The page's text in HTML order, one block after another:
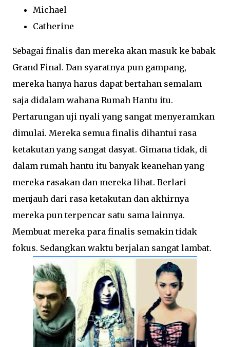
Michael
Catherine
Sebagai finalis dan mereka akan masuk ke babak
Grand Final. Dan syaratnya pun gampang,
mereka hanya harus dapat bertahan semalam
saja didalam wahana Rumah Hantu itu.
Pertarungan uji nyali yang sangat menyeramkan
dimulai. Mereka semua finalis dihantui rasa
ketakutan yang sangat dasyat. Gimana tidak, di
dalam rumah hantu itu banyak keanehan yang
mereka rasakan dan mereka lihat. Berlari
menjauh dari rasa ketakutan dan akhirnya
mereka pun terpencar satu sama lainnya.
Membuat mereka para finalis semakin tidak
fokus. Sedangkan waktu berjalan sangat lambat.